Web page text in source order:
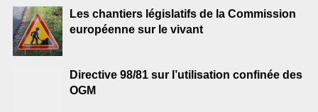
Les chantiers législatifs de la Commission
européenne sur le vivant
Directive 98/81 sur l’utilisation confinée des
OGM